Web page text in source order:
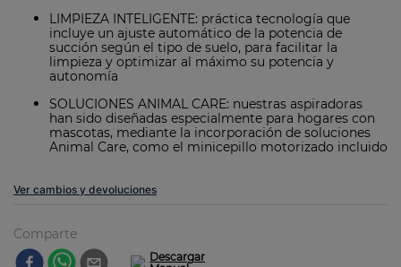
LIMPIEZA INTELIGENTE: práctica tecnología que
incluye un ajuste automático de la potencia de
succión según el tipo de suelo, para facilitar la
limpieza y optimizar al máximo su potencia y
autonomía
SOLUCIONES ANIMAL CARE: nuestras aspiradoras
han sido diseñadas especialmente para hogares con
mascotas, mediante la incorporación de soluciones
Animal Care, como el minicepillo motorizado incluido
Ver cambios y devoluciones
Comparte